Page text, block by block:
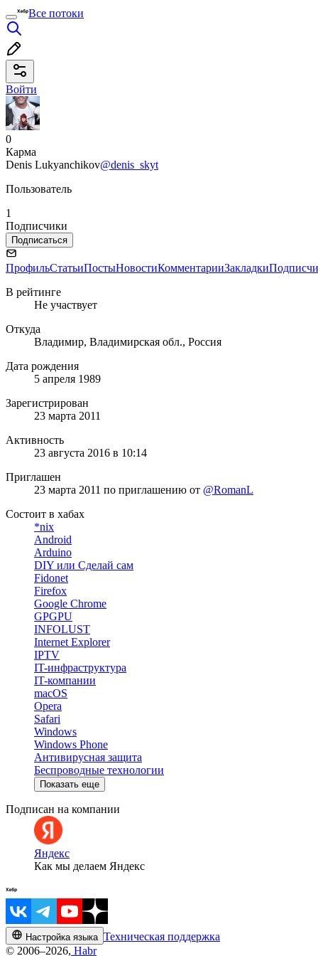
Все потоки
Войти
0
Карма
Denis Lukyanchikov@denis_skyt
Пользователь
1
Подписчики
Подписаться
ПрофильСтатьиПостыНовостиКомментарииЗакладки
В рейтинге
Не участвует
Откуда
Владимир, Владимирская обл., Россия
Дата рождения
5 апреля 1989
Зарегистрирован
23 марта 2011
Активность
23 августа 2016 в 10:14
Приглашен
23 марта 2011 по приглашению от @RomanL
Состоит в хабах
*nix
Android
Arduino
DIY или Сделай сам
Fidonet
Firefox
Google Chrome
GPGPU
INFOLUST
Internet Explorer
IPTV
IT-инфраструктура
IT-компании
macOS
Opera
Safari
Windows
Windows Phone
Антивирусная защита
Беспроводные технологии
Показать еще
Подписан на компании
Яндекс
Как мы делаем Яндекс
Настройка языка Техническая поддержка
© 2006–2026, Habr